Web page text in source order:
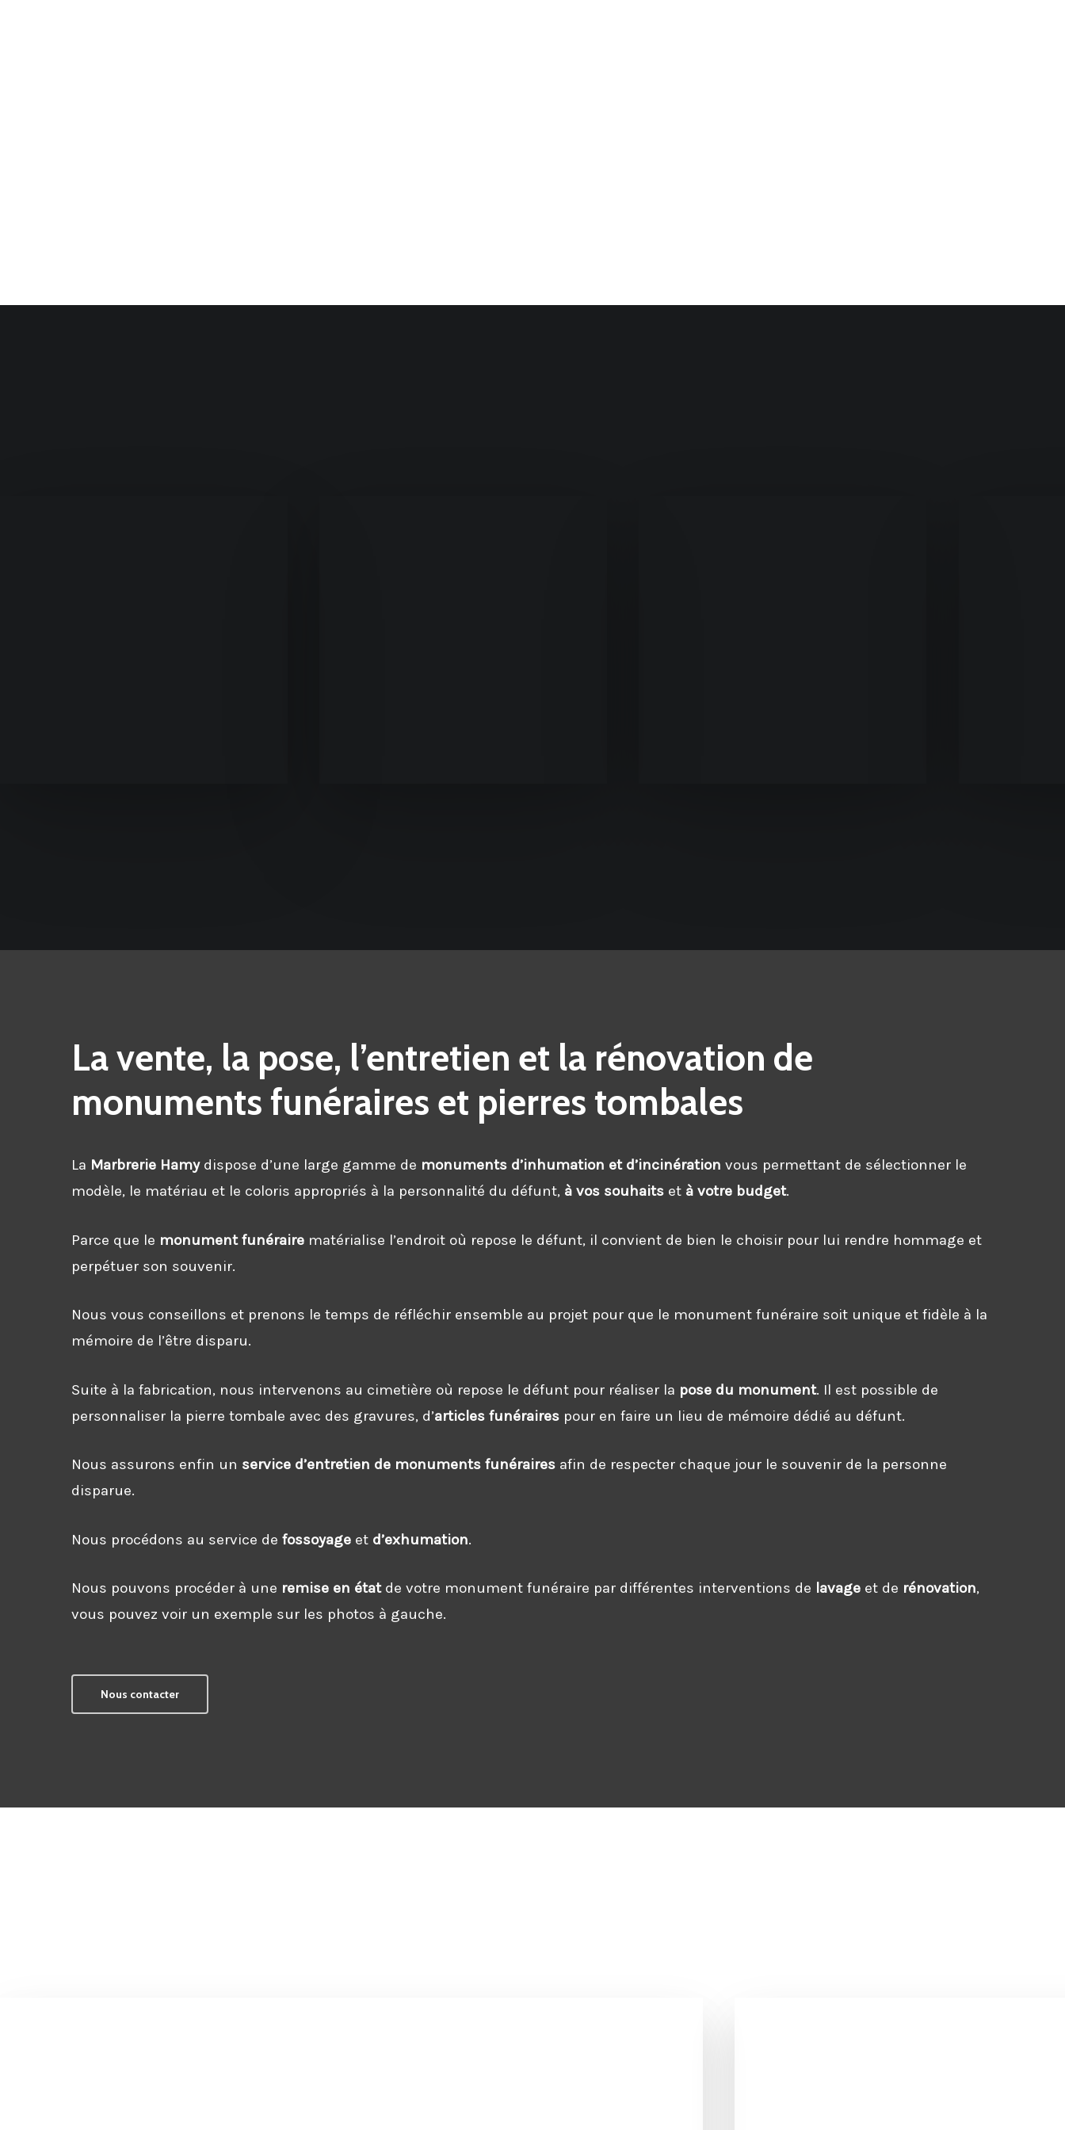
La vente, la pose, l’entretien et la rénovation de
monuments funéraires et pierres tombales
La Marbrerie Hamydispose d’une large gamme de monuments d’inhumation et d’incinération vous permettant de sélectionner le
modèle, le matériau et le coloris appropriés à la personnalité du défunt, à vos souhaits et à votre budget.
Parce que le monument funéraire matérialise l’endroit où repose le défunt, il convient de bien le choisir pour lui rendre hommage et
perpétuer son souvenir.
Nous vous conseillons et prenons le temps de réfléchir ensemble au projet pour que le monument funéraire soit unique et fidèle à la
mémoire de l’être disparu.
Suite à la fabrication, nous intervenons au cimetière où repose le défunt pour réaliser la pose du monument. Il est possible de
personnaliser la pierre tombale avec des gravures, d’articles funéraires pour en faire un lieu de mémoire dédié au défunt.
Nous assurons enfin un service d’entretien de monuments funéraires afin de respecter chaque jour le souvenir de la personne
disparue.
Nous procédons au service defossoyage et d’exhumation.
Nous pouvons procéder à une remise en étatde votre monument funéraire par différentes interventions de lavage et de rénovation,
vous pouvez voir un exemple sur les photos à gauche.
Nous contacter